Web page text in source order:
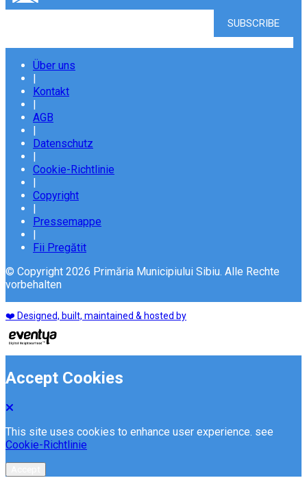
Über uns
|
Kontakt
|
AGB
|
Datenschutz
|
Cookie-Richtlinie
|
Copyright
|
Pressemappe
|
Fii Pregătit
© Copyright 2026 Primăria Municipiului Sibiu. Alle Rechte
vorbehalten
❤️ Designed, built, maintained & hosted by
Accept Cookies
This site uses cookies to enhance user experience. see
Cookie-Richtlinie